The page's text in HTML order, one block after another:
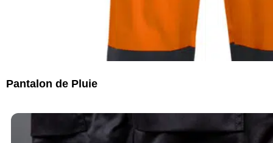
Pantalon de Pluie